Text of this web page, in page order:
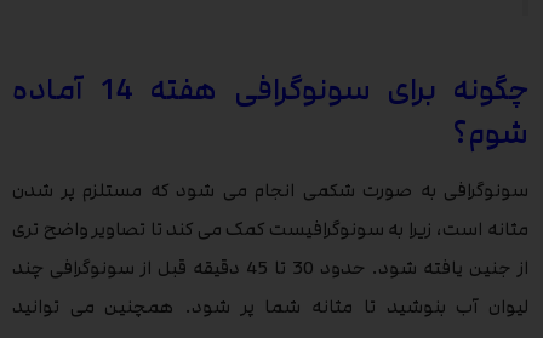
چگونه برای سونوگرافی هفته 14 آماده
شوم؟
سونوگرافی به صورت شکمی انجام می شود که مستلزم پر شدن
مثانه است، زیرا به سونوگرافیست کمک می کند تا تصاویر واضح تری
از جنین یافته شود. حدود 30 تا 45 دقیقه قبل از سونوگرافی چند
لیوان آب بنوشید تا مثانه شما پر شود. همچنین می توانید